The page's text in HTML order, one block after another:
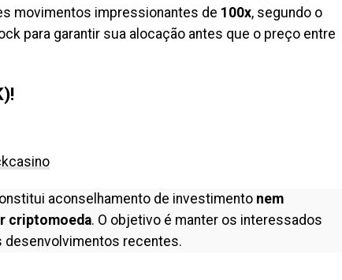
movimentos impressionantes de 100x, segundo o
para garantir sua alocação antes que o preço entre
aconselhamento de investimento nem
criptomoeda. O objetivo é manter os interessados
recentes.